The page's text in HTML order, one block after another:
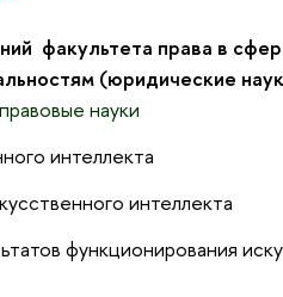
факультета права в
(юридические
науки
интеллекта
интеллекта
функционирования